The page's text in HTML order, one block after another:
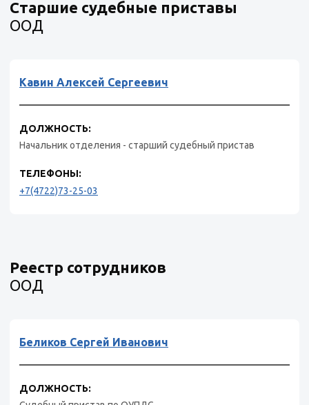
Старшие судебные приставы
ООД
Кавин Алексей Сергеевич
ДОЛЖНОСТЬ:
Начальник отделения - старший судебный пристав
ТЕЛЕФОНЫ:
+7(4722)73-25-03
Реестр сотрудников
ООД
Беликов Сергей Иванович
ДОЛЖНОСТЬ: